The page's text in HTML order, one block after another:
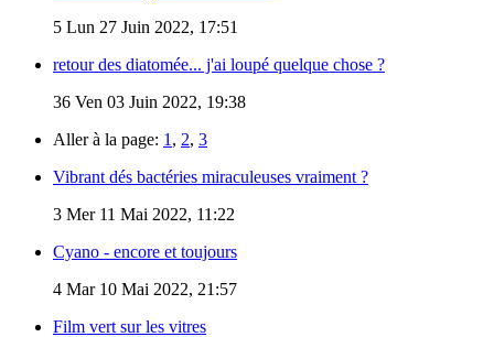
5 Lun 27 Juin 2022, 17:51
retour des diatomée... j'ai loupé quelque chose ?
36 Ven 03 Juin 2022, 19:38
Aller à la page: 1 , 2, 3
Vibrant dés bactéries miraculeuses vraiment ?
3 Mer 11 Mai 2022, 11:22
Cyano - encore et toujours
4 Mar 10 Mai 2022, 21:57
Film vert sur les vitres